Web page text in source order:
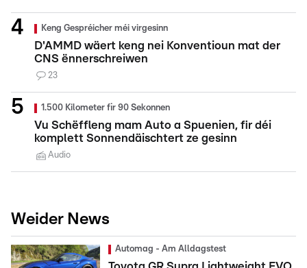
Keng Gespréicher méi virgesinn
D'AMMD wäert keng nei Konventioun mat der
CNS ënnerschreiwen
23
1.500 Kilometer fir 90 Sekonnen
Vu Schëffleng mam Auto a Spuenien, fir déi
komplett Sonnendäischtert ze gesinn
Audio
Weider News
Automag - Am Alldagstest